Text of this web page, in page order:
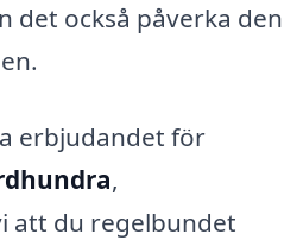
det också påverka den
erbjudandet för
,
att du regelbundet